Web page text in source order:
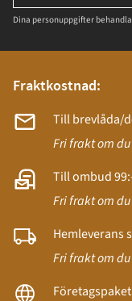
Dina personuppgifter
Fraktkostnad:
Till brevlåda/
Fri frakt om
Till ombud
Fri frakt om
Hemleverans
Fri frakt om